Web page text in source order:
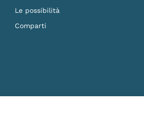
Le possibilità
Comparti